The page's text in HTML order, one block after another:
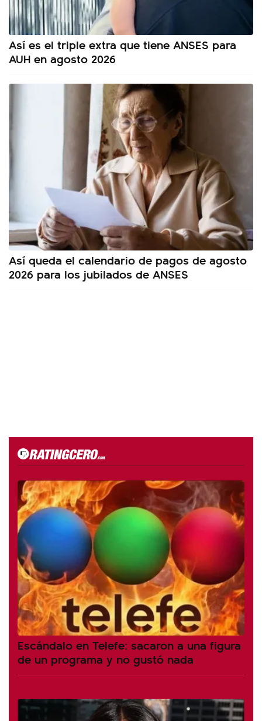
Así es el triple extra que tiene ANSES para
AUH en agosto 2026
Así queda el calendario de pagos de agosto
2026 para los jubilados de ANSES
Escándalo en Telefe: sacaron a una figura
de un programa y no gustó nada